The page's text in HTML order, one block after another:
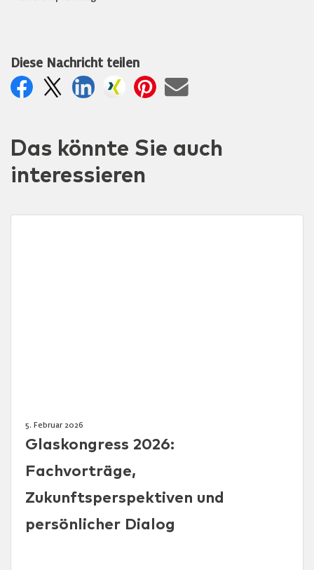
Diese Nachricht teilen
Das könnte Sie auch
interessieren
5. Februar 2026
Glaskongress 2026:
Fachvorträge,
Zukunftsperspektiven und
persönlicher Dialog